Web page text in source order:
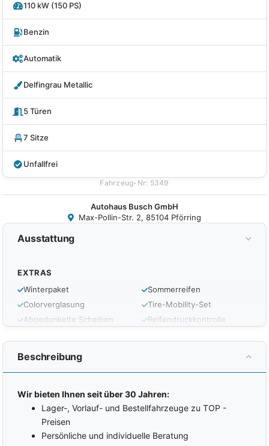
Ausstattung
EXTRAS
Winterpaket
Colorverglasung
Abgedunkelte Scheiben
Heckklappe elektrisch
LM-Felgen
Sommerreifen
Tire-Mobility-Set
Reifendruckkontrolle
Sperrdifferential
Scheinwerferreinigungsanlage
Licht- und Sichtpaket
INTERIOR
Zentralverriegelung
Keyless Entry
ISOFIX
Beschreibung
Wir bieten Ihnen seit über 30 Jahren:
Lager-, Vorlauf- und Bestellfahrzeuge zu TOP -
Preisen
Persönliche und individuelle Beratung
110 kW (150 PS)
Benzin
Automatik
Delfingrau Metallic
5 Türen
7 Sitze
Unfallfrei
Fahrzeug-Nr: 5349
Autohaus Busch GmbH
Max-Pollin-Str. 2, 85104 Pförring